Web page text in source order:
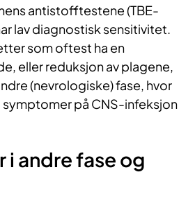
antistofftestene (TBE-
lav diagnostisk sensitivitet.
som oftest ha en
eller reduksjon av plagene,
(nevrologiske) fase, hvor
symptomer på CNS-infeksjon
andre fase og